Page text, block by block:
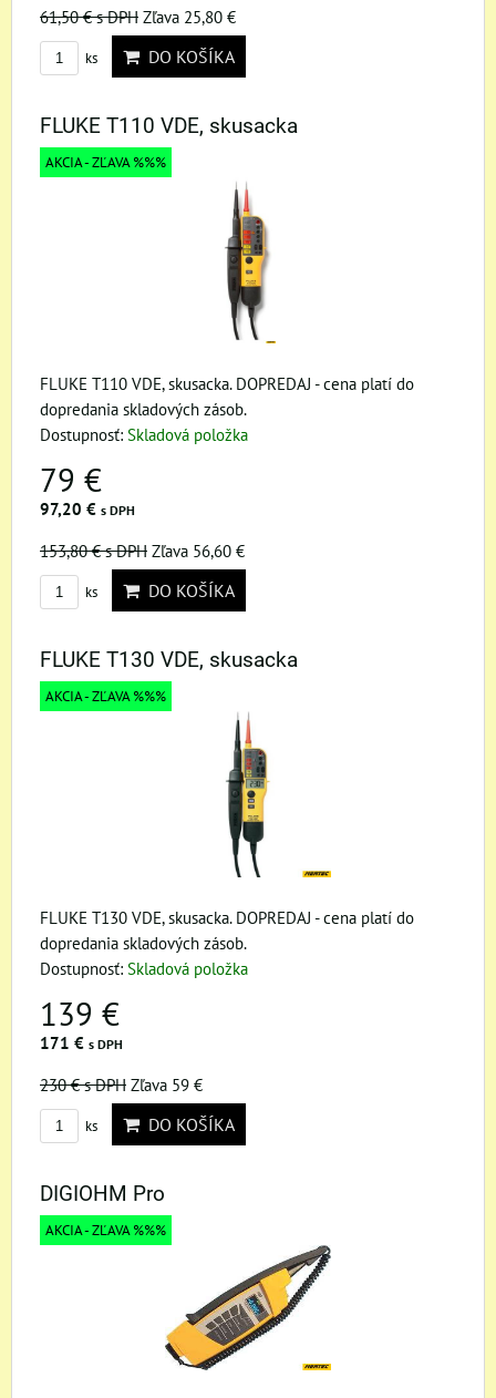
61,50 €s DPH Zľava 25,80 €
ks DO KOŠÍKA
FLUKE T110 VDE, skusacka
AKCIA - ZĽAVA %%%
FLUKE T110 VDE, skusacka. DOPREDAJ - cena platí do
dopredania skladových zásob.
Dostupnosť: Skladová položka
79 €
97,20 € s DPH
153,80 €s DPH Zľava 56,60 €
ks DO KOŠÍKA
FLUKE T130 VDE, skusacka
AKCIA - ZĽAVA %%%
FLUKE T130 VDE, skusacka. DOPREDAJ - cena platí do
dopredania skladových zásob.
Dostupnosť: Skladová položka
139 €
171 € s DPH
230 €s DPH Zľava 59 €
ks DO KOŠÍKA
DIGIOHM Pro
AKCIA - ZĽAVA %%%